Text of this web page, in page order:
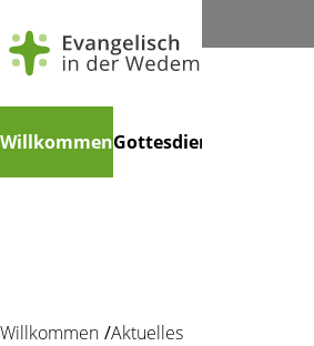
überspringen
WillkommenGottesdienste
Willkommen Aktuelles